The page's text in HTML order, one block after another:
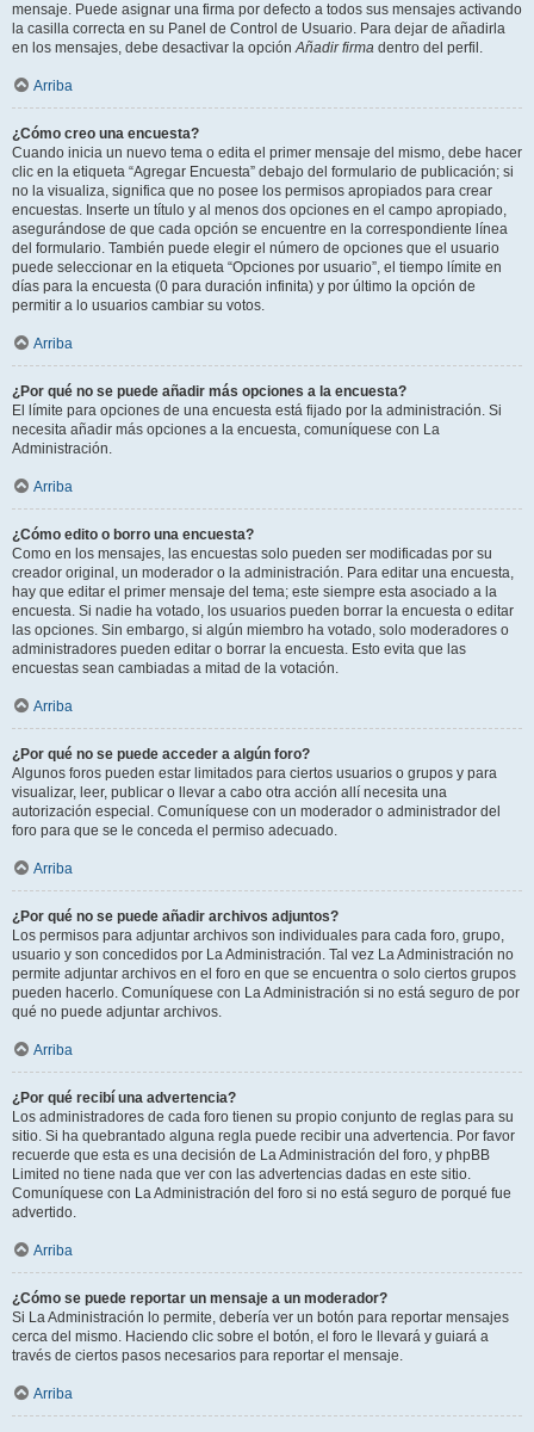
mensaje. Puede asignar una firma por defecto a todos sus mensajes activando
la casilla correcta en su Panel de Control de Usuario. Para dejar de añadirla
en los mensajes, debe desactivar la opciónAñadir firma dentro del perfil.
Arriba
¿Cómo creo una encuesta?
Cuando inicia un nuevo tema o edita el primer mensaje del mismo, debe hacer
clic en la etiqueta “Agregar Encuesta” debajo del formulario de publicación; si
no la visualiza, significa que no posee los permisos apropiados para crear
encuestas. Inserte un título y al menos dos opciones en el campo apropiado,
asegurándose de que cada opción se encuentre en la correspondiente línea
del formulario. También puede elegir el número de opciones que el usuario
puede seleccionar en la etiqueta “Opciones por usuario”, el tiempo límite en
días para la encuesta (0 para duración infinita) y por último la opción de
permitir a lo usuarios cambiar su votos.
Arriba
¿Por qué no se puede añadir más opciones a la encuesta?
El límite para opciones de una encuesta está fijado por la administración. Si
necesita añadir más opciones a la encuesta, comuníquese con La
Administración.
Arriba
¿Cómo edito o borro una encuesta?
Como en los mensajes, las encuestas solo pueden ser modificadas por su
creador original, un moderador o la administración. Para editar una encuesta,
hay que editar el primer mensaje del tema; este siempre esta asociado a la
encuesta. Si nadie ha votado, los usuarios pueden borrar la encuesta o editar
las opciones. Sin embargo, si algún miembro ha votado, solo moderadores o
administradores pueden editar o borrar la encuesta. Esto evita que las
encuestas sean cambiadas a mitad de la votación.
Arriba
¿Por qué no se puede acceder a algún foro?
Algunos foros pueden estar limitados para ciertos usuarios o grupos y para
visualizar, leer, publicar o llevar a cabo otra acción allí necesita una
autorización especial. Comuníquese con un moderador o administrador del
foro para que se le conceda el permiso adecuado.
Arriba
¿Por qué no se puede añadir archivos adjuntos?
Los permisos para adjuntar archivos son individuales para cada foro, grupo,
usuario y son concedidos por La Administración. Tal vez La Administración no
permite adjuntar archivos en el foro en que se encuentra o solo ciertos grupos
pueden hacerlo. Comuníquese con La Administración si no está seguro de por
qué no puede adjuntar archivos.
Arriba
¿Por qué recibí una advertencia?
Los administradores de cada foro tienen su propio conjunto de reglas para su
sitio. Si ha quebrantado alguna regla puede recibir una advertencia. Por favor
recuerde que esta es una decisión de La Administración del foro, y phpBB
Limited no tiene nada que ver con las advertencias dadas en este sitio.
Comuníquese con La Administración del foro si no está seguro de porqué fue
advertido.
Arriba
¿Cómo se puede reportar un mensaje a un moderador?
Si La Administración lo permite, debería ver un botón para reportar mensajes
cerca del mismo. Haciendo clic sobre el botón, el foro le llevará y guiará a
través de ciertos pasos necesarios para reportar el mensaje.
Arriba